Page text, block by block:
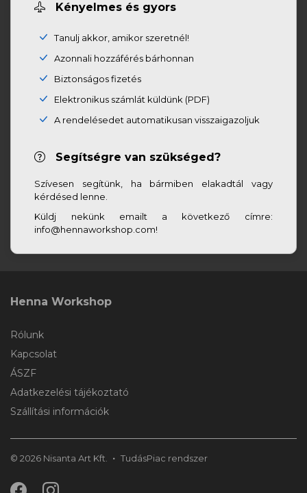
Kényelmes és gyors
Tanulj akkor, amikor szeretnél!
Azonnali hozzáférés bárhonnan
Biztonságos fizetés
Elektronikus számlát küldünk (PDF)
A rendelésedet automatikusan visszaigazoljuk
Segítségre van szükséged?
Szívesen segítünk, ha bármiben elakadtál vagy
kérdésed lenne.
Küldj nekünk emailt a következő címre:
info@hennaworkshop.com!
Henna Workshop
Rólunk
Kapcsolat
ÁSZF
Adatkezelési tájékoztató
Szállítási információk
© 2026 Nisanta Art Kft. TudásPiac rendszer